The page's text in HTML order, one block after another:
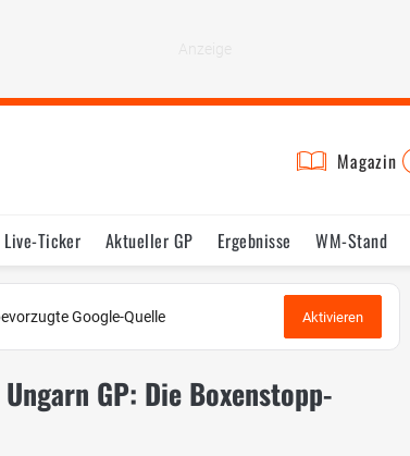
Magazin
Live-Ticker Aktueller GP Ergebnisse WM-Stand
Termine Statistik Testfahrten Reglement Lexikon
Google-Quelle Aktivieren
GP: Die Boxenstopp-